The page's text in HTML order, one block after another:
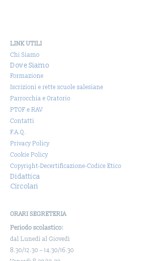
LINK UTILI
Chi Siamo
Dove Siamo
Formazione
Iscrizioni e rette scuole salesiane
Parrocchia e Oratorio
PTOF e RAV
Contatti
F.A.Q.
Privacy Policy
Cookie Policy
Copyright-Decertificazione-Codice Etico
Didattica
Circolari
ORARI SEGRETERIA
Periodo scolastico:
dal Lunedì al Giovedì
8.30/12.30 – 14.30/16.30